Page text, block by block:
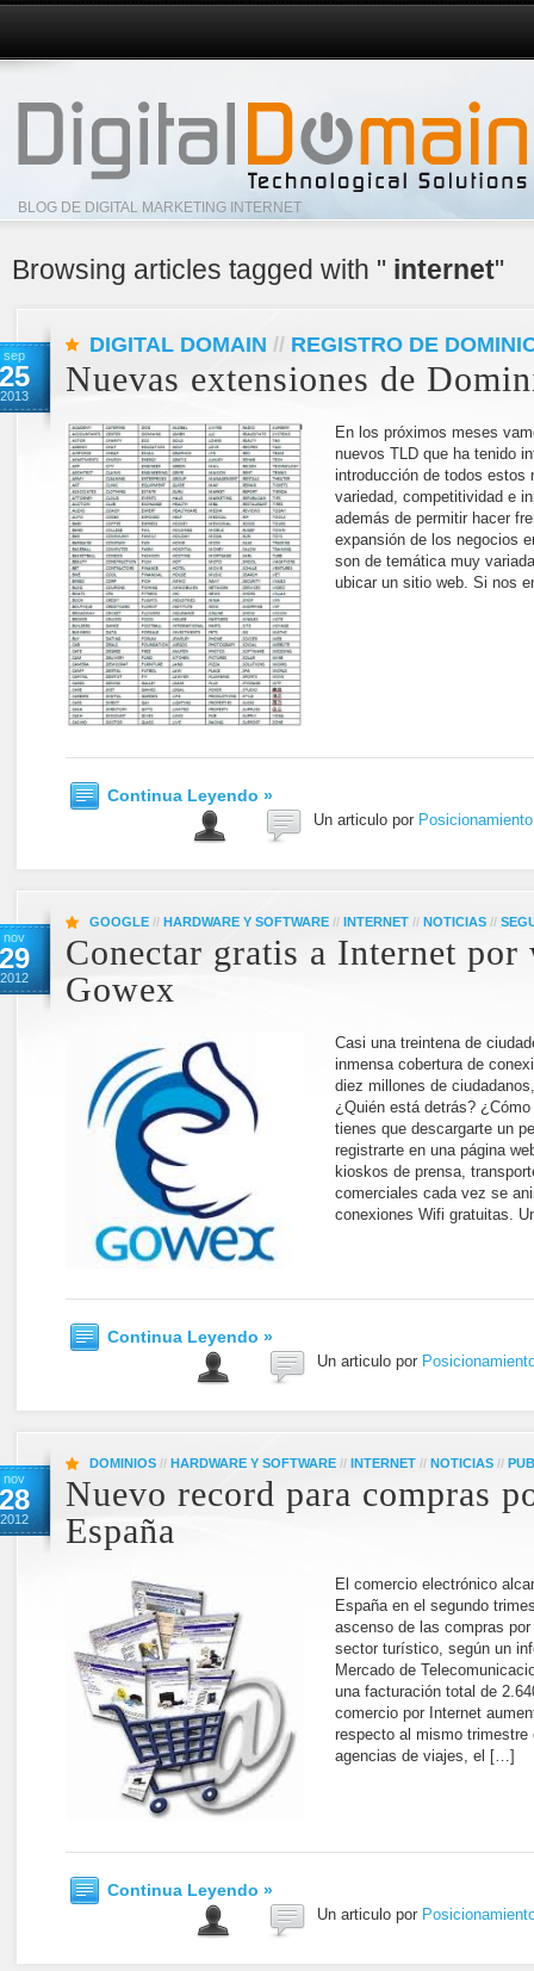
BLOG DE DIGITAL MARKETING INTERNET
Browsing articles tagged with " internet"
sep
25
2013
DIGITAL DOMAIN // REGISTRO DE
Nuevas extensiones de
En los próximos meses
nuevos TLD que ha tenido
introducción de todos estos
variedad, competitividad e
además de permitir hacer
expansión de los negocios
son de temática muy
ubicar un sitio web. Si nos
Continua Leyendo »
Un articulo por
nov
29
2012
GOOGLE // HARDWARE Y SOFTWARE // INTERNET // NOTICIAS //
Conectar gratis a Internet
Gowex
Casi una treintena de
inmensa cobertura de
diez millones de
¿Quién está detrás?
tienes que descargarte un
registrarte en una página
kioskos de prensa,
comerciales cada vez se
conexiones Wifi gratuitas.
Continua Leyendo »
Un articulo por
nov
28
2012
DOMINIOS // HARDWARE Y SOFTWARE // INTERNET // NOTICIAS //
Nuevo record para compras
España
El comercio electrónico
España en el segundo
ascenso de las compras
sector turístico, según un
Mercado de
una facturación total de
comercio por Internet
respecto al mismo trimestre
agencias de viajes, el […]
Continua Leyendo »
Un articulo por